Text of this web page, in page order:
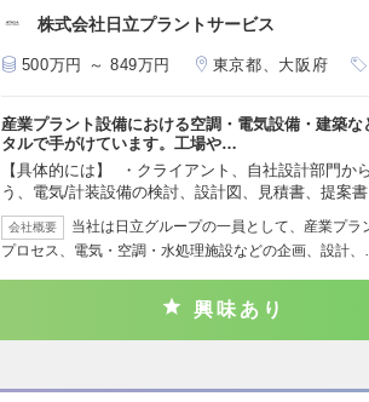
株式会社日立プラントサービス
500万円 ～ 849万円 東京都、大阪府
産業プラント設備における空調・電気設備・建築
タルで手がけています。工場や…
【具体的には】 ・クライアント、自社設計部門か
う、電気/計装設備の検討、設計図、見積書、提案書
会社概要
当社は日立グループの一員として、産業プ
プロセス、電気・空調・水処理施設などの企画、設計、…
興味あり